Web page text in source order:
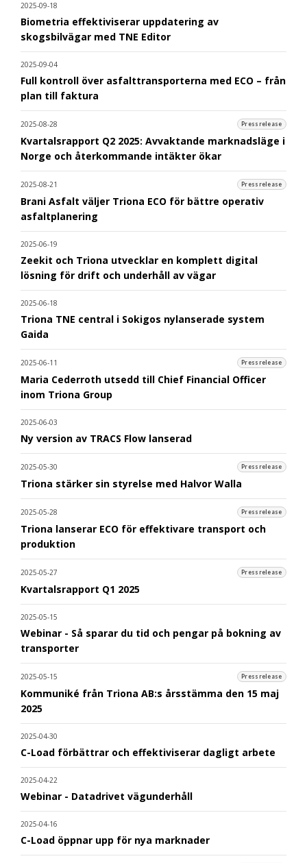
2025-09-18
Biometria effektiviserar uppdatering av
skogsbilvägar med TNE Editor
2025-09-04
Full kontroll över asfalttransporterna med ECO – från
plan till faktura
2025-08-28 Pressrelease
Kvartalsrapport Q2 2025: Avvaktande marknadsläge i
Norge och återkommande intäkter ökar
2025-08-21 Pressrelease
Brani Asfalt väljer Triona ECO för bättre operativ
asfaltplanering
2025-06-19
Zeekit och Triona utvecklar en komplett digital
lösning för drift och underhåll av vägar
2025-06-18
Triona TNE central i Sokigos nylanserade system
Gaida
2025-06-11 Pressrelease
Maria Cederroth utsedd till Chief Financial Officer
inom Triona Group
2025-06-03
Ny version av TRACS Flow lanserad
2025-05-30 Pressrelease
Triona stärker sin styrelse med Halvor Walla
2025-05-28 Pressrelease
Triona lanserar ECO för effektivare transport och
produktion
2025-05-27 Pressrelease
Kvartalsrapport Q1 2025
2025-05-15
Webinar - Så sparar du tid och pengar på bokning av
transporter
2025-05-15 Pressrelease
Kommuniké från Triona AB:s årsstämma den 15 maj
2025
2025-04-30
C-Load förbättrar och effektiviserar dagligt arbete
2025-04-22
Webinar - Datadrivet vägunderhåll
2025-04-16
C-Load öppnar upp för nya marknader